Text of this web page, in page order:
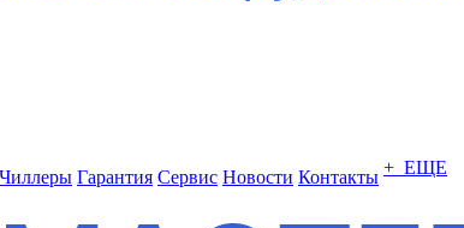
Чиллеры Гарантия Сервис Новости Контакты + ЕЩЕ